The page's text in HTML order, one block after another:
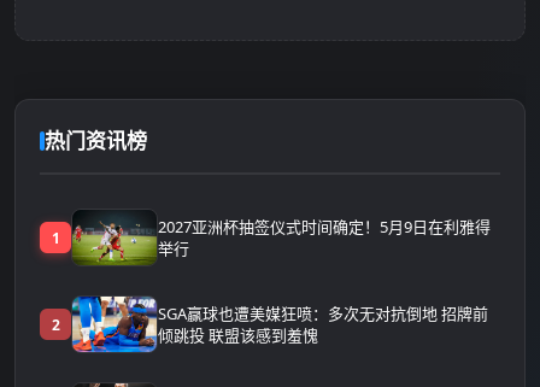
热门资讯榜
1
2027亚洲杯抽签仪式时间确定！5月9日在利雅得
举行
2
SGA赢球也遭美媒狂喷：多次无对抗倒地 招牌前
倾跳投 联盟该感到羞愧